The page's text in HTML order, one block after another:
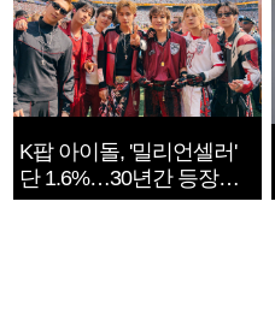
K팝 아이돌, '밀리언셀러'
단 1.6%…30년간 등장
1182개팀 전수조사